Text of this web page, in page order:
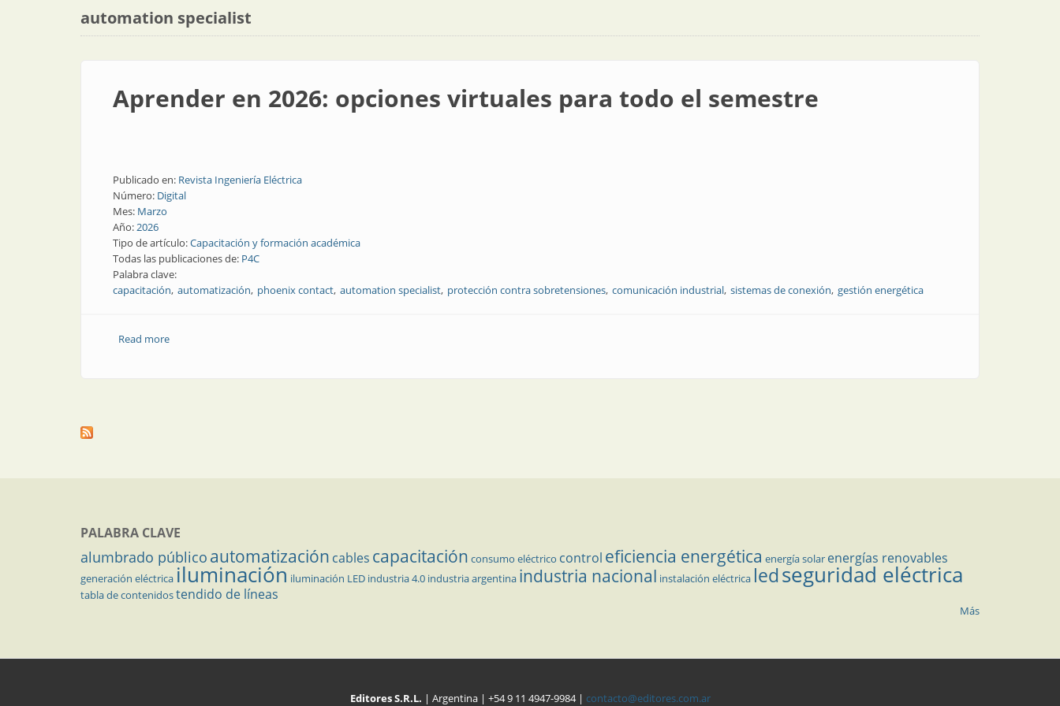
automation specialist
Aprender en 2026: opciones virtuales para todo el semestre
Publicado en: Revista Ingeniería Eléctrica
Número: Digital
Mes: Marzo
Año:2026
Tipo de artículo:Capacitación y formación académica
Todas las publicaciones de: P4C
Palabra clave:
capacitación automatización phoenix contact automation specialist protección contra sobretensiones comunicación industrial sistemas de conexión gestión energética
Read moreabout Aprender en 2026: opciones virtuales para todo el semestre
PALABRA CLAVE
alumbrado público automatización cables capacitación consumo eléctrico control eficiencia energética energía solar energías renovables
generación eléctrica iluminación iluminación LED industria 4.0 industria argentina industria nacional instalación eléctrica ledseguridad eléctrica
tabla de contenidostendido de líneas
Más
Editores S.R.L. | Argentina | +54 9 11 4947-9984 | contacto@editores.com.ar